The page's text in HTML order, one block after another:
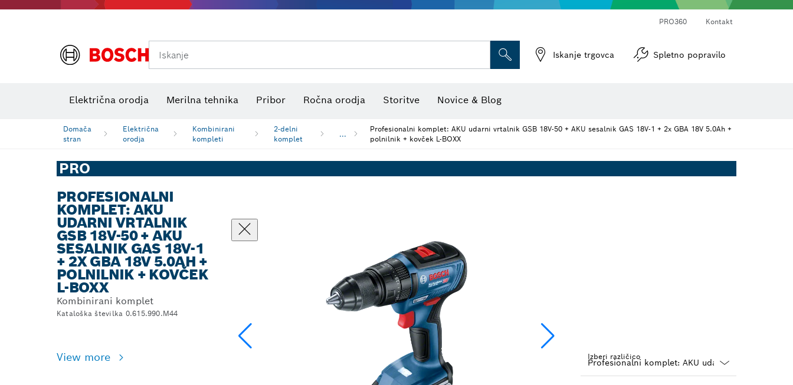
PRO360 Kontakt
Iskanje Iskanje trgovca Spletno popravilo
Električna orodja Merilna tehnika Pribor Ročna orodja Storitve Novice & Blog
Domača
stran
Električna
orodja
Kombinirani
kompleti
2-delni
komplet
...
Profesionalni komplet: AKU udarni vrtalnik GSB 18V-50 + AKU sesalnik GAS 18V-1 + 2x GBA 18V 5.0Ah +
polnilnik + kovček L-BOXX
PRO
PROFESIONALNI
KOMPLET: AKU
UDARNI VRTALNIK
GSB 18V-50 + AKU
SESALNIK GAS 18V-1
+ 2X GBA 18V 5.0AH +
POLNILNIK + KOVČEK
L-BOXX
Kombinirani komplet
Kataloška številka 0.615.990.M44
View more Izberi različico